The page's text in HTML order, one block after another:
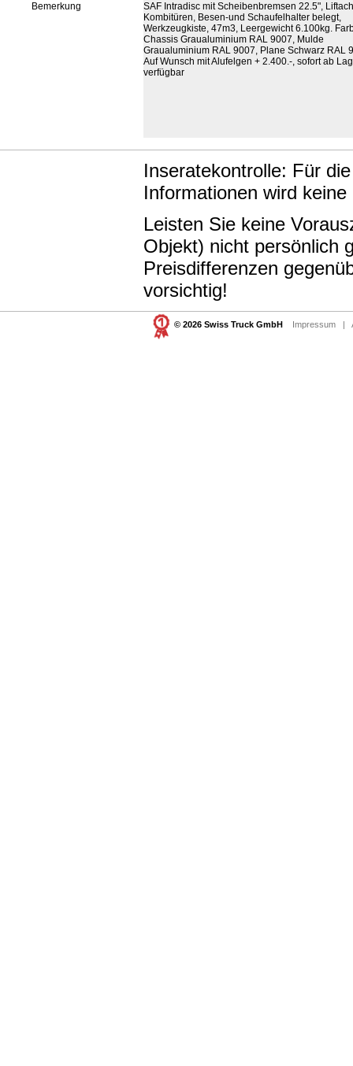
Bemerkung
SAF Intradisc mit Scheibenbremsen 22.5",
Kombitüren, Besen-und Schaufelhalter belegt,
Werkzeugkiste, 47m3, Leergewicht 6.100kg.
Chassis Graualuminium RAL 9007, Mulde
Graualuminium RAL 9007, Plane Schwarz RAL
Auf Wunsch mit Alufelgen + 2.400.-, sofort ab
verfügbar
Inseratekontrolle: Für
Informationen wird
Leisten Sie keine
Objekt) nicht persönlich
Preisdifferenzen
vorsichtig!
© 2026 Swiss Truck GmbH Impressum |